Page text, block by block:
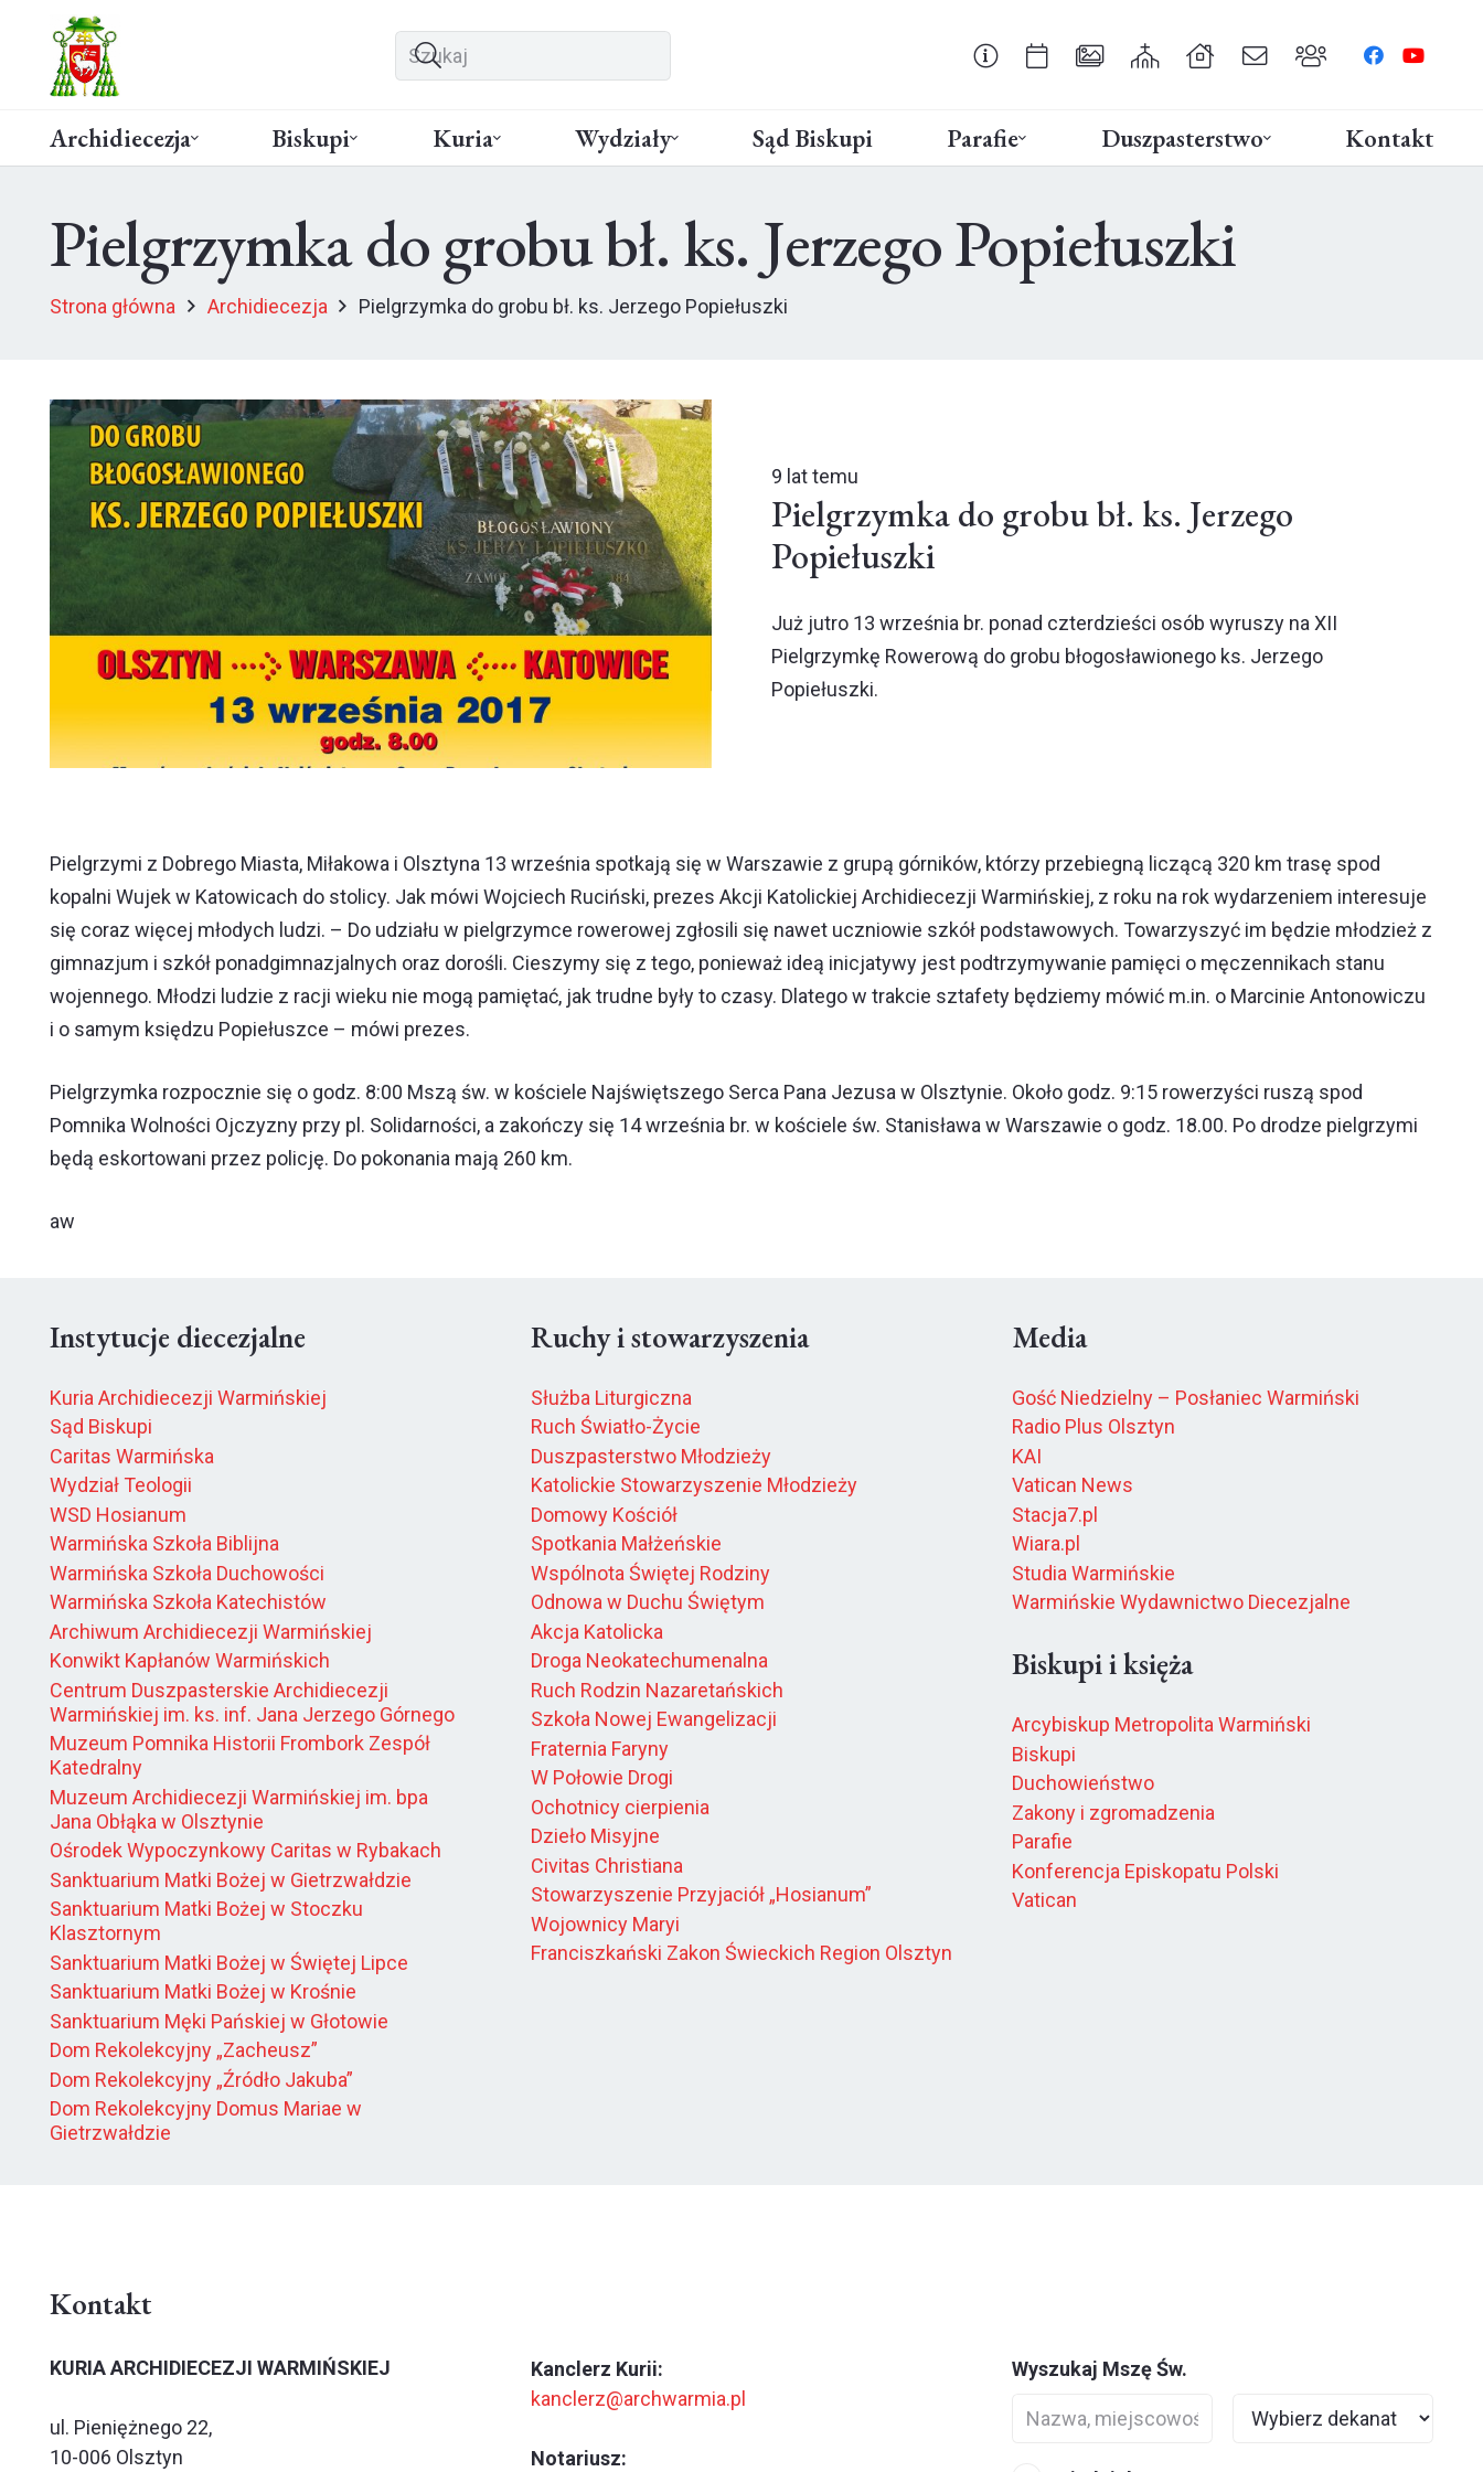
Archidiecezja Biskupi Kuria Wydziały Sąd Biskupi Parafie Duszpasterstwo Kontakt
Pielgrzymka do grobu bł. ks. Jerzego Popiełuszki
Strona główna Archidiecezja Pielgrzymka do grobu bł. ks. Jerzego Popiełuszki
9 lat temu
Pielgrzymka do grobu bł. ks. Jerzego
Popiełuszki
Już jutro 13 września br. ponad czterdzieści osób wyruszy na XII
Pielgrzymkę Rowerową do grobu błogosławionego ks. Jerzego
Popiełuszki.
Pielgrzymi z Dobrego Miasta, Miłakowa i Olsztyna 13 września spotkają się w Warszawie z grupą górników, którzy przebiegną liczącą 320 km trasę spod
kopalni Wujek w Katowicach do stolicy. Jak mówi Wojciech Ruciński, prezes Akcji Katolickiej Archidiecezji Warmińskiej, z roku na rok wydarzeniem interesuje
się coraz więcej młodych ludzi. – Do udziału w pielgrzymce rowerowej zgłosili się nawet uczniowie szkół podstawowych. Towarzyszyć im będzie młodzież z
gimnazjum i szkół ponadgimnazjalnych oraz dorośli. Cieszymy się z tego, ponieważ ideą inicjatywy jest podtrzymywanie pamięci o męczennikach stanu
wojennego. Młodzi ludzie z racji wieku nie mogą pamiętać, jak trudne były to czasy. Dlatego w trakcie sztafety będziemy mówić m.in. o Marcinie Antonowiczu
i o samym księdzu Popiełuszce – mówi prezes.
Pielgrzymka rozpocznie się o godz. 8:00 Mszą św. w kościele Najświętszego Serca Pana Jezusa w Olsztynie. Około godz. 9:15 rowerzyści ruszą spod
Pomnika Wolności Ojczyzny przy pl. Solidarności, a zakończy się 14 września br. w kościele św. Stanisława w Warszawie o godz. 18.00. Po drodze pielgrzymi
będą eskortowani przez policję. Do pokonania mają 260 km.
aw
Instytucje diecezjalne
Kuria Archidiecezji Warmińskiej
Sąd Biskupi
Caritas Warmińska
Wydział Teologii
WSD Hosianum
Warmińska Szkoła Biblijna
Warmińska Szkoła Duchowości
Warmińska Szkoła Katechistów
Archiwum Archidiecezji Warmińskiej
Konwikt Kapłanów Warmińskich
Centrum Duszpasterskie Archidiecezji
Warmińskiej im. ks. inf. Jana Jerzego Górnego
Muzeum Pomnika Historii Frombork Zespół
Katedralny
Muzeum Archidiecezji Warmińskiej im. bpa
Jana Obłąka w Olsztynie
Ośrodek Wypoczynkowy Caritas w Rybakach
Sanktuarium Matki Bożej w Gietrzwałdzie
Sanktuarium Matki Bożej w Stoczku
Klasztornym
Sanktuarium Matki Bożej w Świętej Lipce
Sanktuarium Matki Bożej w Krośnie
Sanktuarium Męki Pańskiej w Głotowie
Dom Rekolekcyjny „Zacheusz”
Dom Rekolekcyjny „Źródło Jakuba”
Dom Rekolekcyjny Domus Mariae w
Gietrzwałdzie
Ruchy i stowarzyszenia
Służba Liturgiczna
Ruch Światło-Życie
Duszpasterstwo Młodzieży
Katolickie Stowarzyszenie Młodzieży
Domowy Kościół
Spotkania Małżeńskie
Wspólnota Świętej Rodziny
Odnowa w Duchu Świętym
Akcja Katolicka
Droga Neokatechumenalna
Ruch Rodzin Nazaretańskich
Szkoła Nowej Ewangelizacji
Fraternia Faryny
W Połowie Drogi
Ochotnicy cierpienia
Dzieło Misyjne
Civitas Christiana
Stowarzyszenie Przyjaciół „Hosianum”
Wojownicy Maryi
Franciszkański Zakon Świeckich Region Olsztyn
Media
Gość Niedzielny – Posłaniec Warmiński
Radio Plus Olsztyn
KAI
Vatican News
Stacja7.pl
Wiara.pl
Studia Warmińskie
Warmińskie Wydawnictwo Diecezjalne
Biskupi i księża
Arcybiskup Metropolita Warmiński
Biskupi
Duchowieństwo
Zakony i zgromadzenia
Parafie
Konferencja Episkopatu Polski
Vatican
Kontakt
KURIA ARCHIDIECEZJI WARMIŃSKIEJ
ul. Pieniężnego 22,
10-006 Olsztyn
Kanclerz Kurii:
kanclerz@archwarmia.pl
Notariusz:
Wyszukaj Mszę Św.